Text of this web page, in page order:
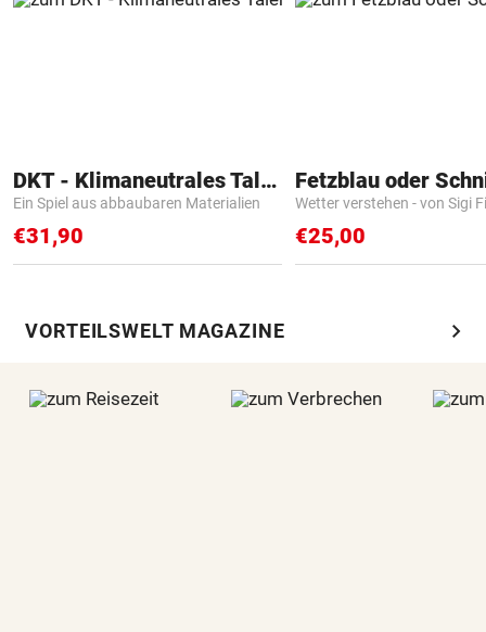
DKT - Klimaneutrales Talent
Ein Spiel aus abbaubaren Materialien
€31,90
Fetzblau oder
Wetter verstehen - von Sigi
€25,00
VORTEILSWELT MAGAZINE chevron_right